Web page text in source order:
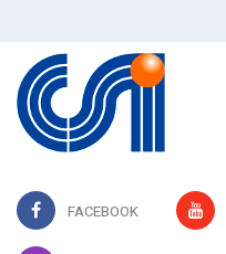
FACEBOOK